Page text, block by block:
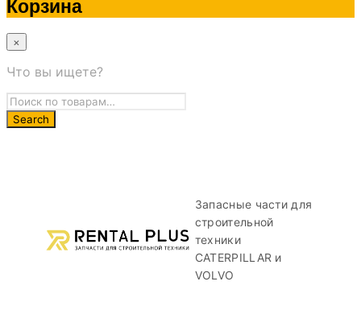
Корзина
×
Что вы ищете?
Запасные части для
строительной
техники
CATERPILLAR и
VOLVO